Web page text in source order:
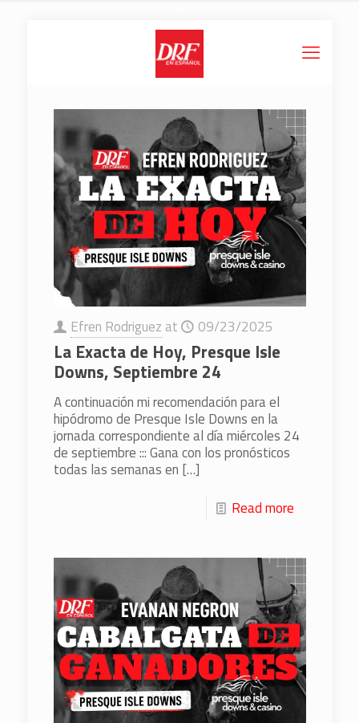
Efren Rodriguez at 09/23/2025
La Exacta de Hoy, Presque Isle
Downs, Septiembre 24
A continuación mi recomendación para el
hipódromo de Presque Isle Downs en la
jornada correspondiente al día miércoles 24
de septiembre ::: Gana con los pronósticos
todas las semanas en […]
Read more